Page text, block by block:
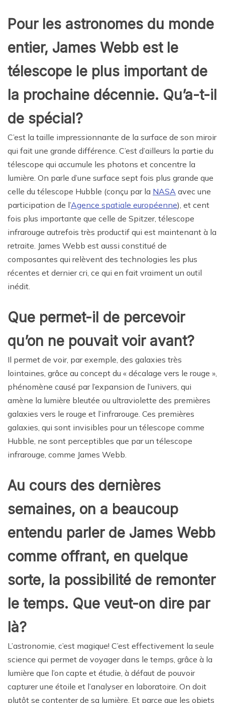
Pour les astronomes du monde
entier, James Webb est le
télescope le plus important de
la prochaine décennie. Qu’a-t-il
de spécial?
C’est la taille impressionnante de la surface de son miroir
qui fait une grande différence. C’est d’ailleurs la partie du
télescope qui accumule les photons et concentre la
lumière. On parle d’une surface sept fois plus grande que
celle du télescope Hubble (conçu par la NASA avec une
participation de l’Agence spatiale européenne), et cent
fois plus importante que celle de Spitzer, télescope
infrarouge autrefois très productif qui est maintenant à la
retraite. James Webb est aussi constitué de
composantes qui relèvent des technologies les plus
récentes et dernier cri, ce qui en fait vraiment un outil
inédit.
Que permet-il de percevoir
qu’on ne pouvait voir avant?
Il permet de voir, par exemple, des galaxies très
lointaines, grâce au concept du « décalage vers le rouge »,
phénomène causé par l’expansion de l’univers, qui
amène la lumière bleutée ou ultraviolette des premières
galaxies vers le rouge et l’infrarouge. Ces premières
galaxies, qui sont invisibles pour un télescope comme
Hubble, ne sont perceptibles que par un télescope
infrarouge, comme James Webb.
Au cours des dernières
semaines, on a beaucoup
entendu parler de James Webb
comme offrant, en quelque
sorte, la possibilité de remonter
le temps. Que veut-on dire par
là?
L’astronomie, c’est magique! C’est effectivement la seule
science qui permet de voyager dans le temps, grâce à la
lumière que l’on capte et étudie, à défaut de pouvoir
capturer une étoile et l’analyser en laboratoire. On doit
plutôt se contenter de sa lumière. Et parce que les objets